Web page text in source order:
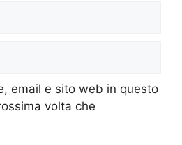
email e sito web in questo
volta che